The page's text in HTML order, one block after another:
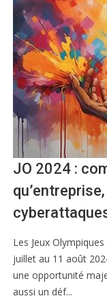
JO 2024 :
Les Jeux
juillet au 11 août
une opportunité
aussi un déf...